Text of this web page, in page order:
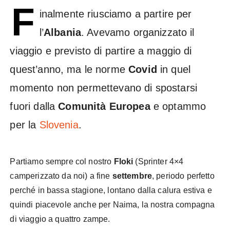
F inalmente riusciamo a partire per
l’Albania. Avevamo organizzato il
viaggio e previsto di partire a maggio di
quest’anno, ma le normeCovid in quel
momento non permettevano di spostarsi
fuori dallaComunità Europeae optammo
per la Slovenia.
Partiamo sempre col nostro Floki (Sprinter 4×4
camperizzato da noi) a fine settembre, periodo perfetto
perché in bassa stagione, lontano dalla calura estiva e
quindi piacevole anche per Naima, la nostra compagna
di viaggio a quattro zampe.